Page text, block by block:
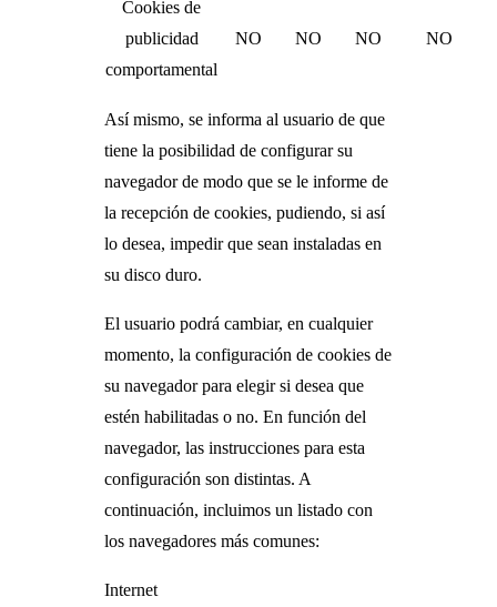
Cookies de
publicidad
comportamental
NO NO NO NO
Así mismo, se informa al usuario de que
tiene la posibilidad de configurar su
navegador de modo que se le informe de
la recepción de cookies, pudiendo, si así
lo desea, impedir que sean instaladas en
su disco duro.
El usuario podrá cambiar, en cualquier
momento, la configuración de cookies de
su navegador para elegir si desea que
estén habilitadas o no. En función del
navegador, las instrucciones para esta
configuración son distintas. A
continuación, incluimos un listado con
los navegadores más comunes:
Internet